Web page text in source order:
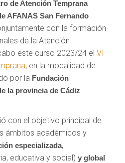
de Atención Temprana
AFANAS San Fernando
con la formación
de la Atención
este curso 2023/24 elVI
, en la modalidad de
por la Fundación
la provincia de Cádiz
con el objetivo principal de
ámbitos académicos y
especializada,
educativa y social)y global